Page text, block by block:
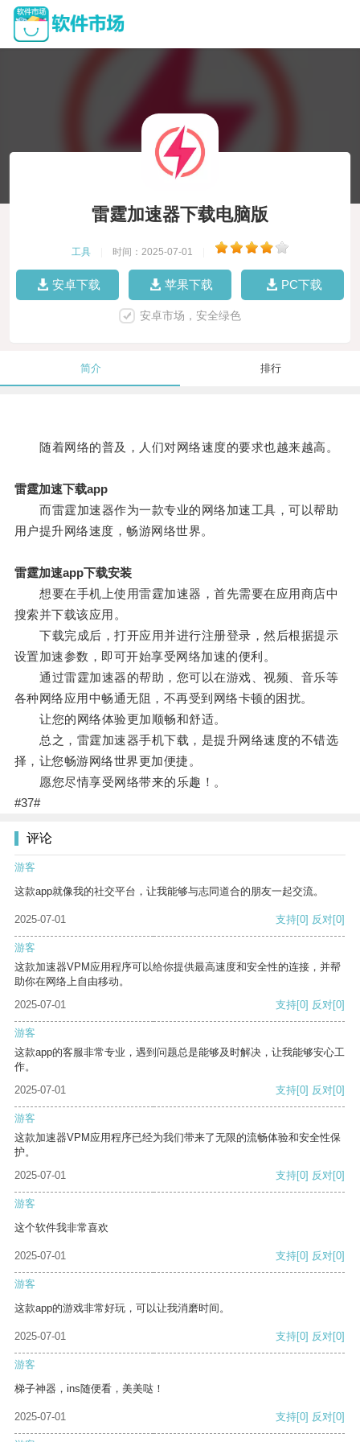
雷霆加速器下载电脑版
工具 时间：2025-07-01
安卓下载 苹果下载 PC下载
安卓市场，安全绿色
简介 排行
随着网络的普及，人们对网络速度的要求也越来越高。
雷霆加速下载app
而雷霆加速器作为一款专业的网络加速工具，可以帮助
用户提升网络速度，畅游网络世界。
雷霆加速app下载安装
想要在手机上使用雷霆加速器，首先需要在应用商店中
搜索并下载该应用。
下载完成后，打开应用并进行注册登录，然后根据提示
设置加速参数，即可开始享受网络加速的便利。
通过雷霆加速器的帮助，您可以在游戏、视频、音乐等
各种网络应用中畅通无阻，不再受到网络卡顿的困扰。
让您的网络体验更加顺畅和舒适。
总之，雷霆加速器手机下载，是提升网络速度的不错选
择，让您畅游网络世界更加便捷。
愿您尽情享受网络带来的乐趣！。
#37#
评论
游客
这款app就像我的社交平台，让我能够与志同道合的朋友一起交流。
2025-07-01 支持[0] 反对[0]
游客
这款加速器VPM应用程序可以给你提供最高速度和安全性的连接，并帮
助你在网络上自由移动。
2025-07-01
支持[0] 反对[0]
游客
这款app的客服非常专业，遇到问题总是能够及时解决，让我能够安心工
作。
2025-07-01
支持[0] 反对[0]
游客
这款加速器VPM应用程序已经为我们带来了无限的流畅体验和安全性保
护。
2025-07-01
支持[0] 反对[0]
游客
这个软件我非常喜欢
2025-07-01 支持[0] 反对[0]
游客
这款app的游戏非常好玩，可以让我消磨时间。
2025-07-01 支持[0] 反对[0]
游客
梯子神器，ins随便看，美美哒！
2025-07-01 支持[0] 反对[0]